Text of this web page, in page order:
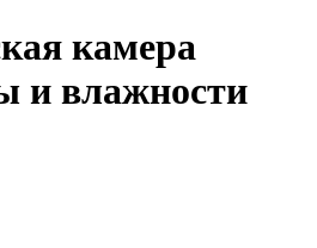
камера
и влажности